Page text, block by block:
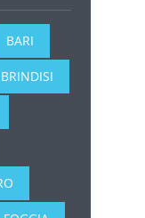
BARI
BRINDISI